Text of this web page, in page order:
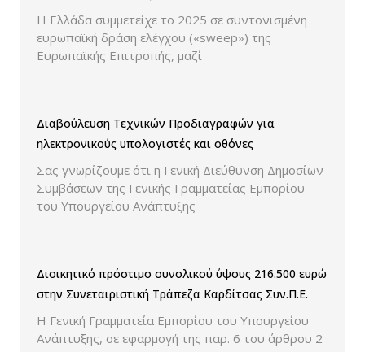
ελέγχου παρουσίασης των τιμών και των
εκπτώσεων.
Η Ελλάδα συμμετείχε το 2025 σε συντονισμένη
ευρωπαϊκή δράση ελέγχου («sweep») της
Ευρωπαϊκής Επιτροπής, μαζί
Διαβούλευση Τεχνικών Προδιαγραφών για
ηλεκτρονικούς υπολογιστές και οθόνες
Σας γνωρίζουμε ότι η Γενική Διεύθυνση Δημοσίων
Συμβάσεων της Γενικής Γραμματείας Εμπορίου
του Υπουργείου Ανάπτυξης
Διοικητικό πρόστιμο συνολικού ύψους 216.500 ευρώ
στην Συνεταιριστική Τράπεζα Καρδίτσας Συν.Π.Ε.
Η Γενική Γραμματεία Εμπορίου του Υπουργείου
Ανάπτυξης, σε εφαρμογή της παρ. 6 του άρθρου 2